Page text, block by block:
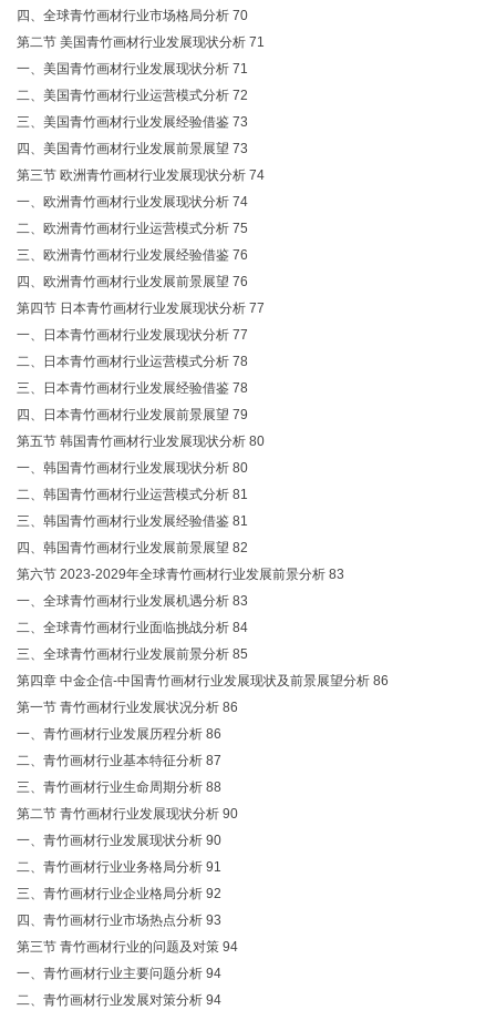
四、全球青竹画材行业市场格局分析 70
第二节 美国青竹画材行业发展现状分析 71
一、美国青竹画材行业发展现状分析 71
二、美国青竹画材行业运营模式分析 72
三、美国青竹画材行业发展经验借鉴 73
四、美国青竹画材行业发展前景展望 73
第三节 欧洲青竹画材行业发展现状分析 74
一、欧洲青竹画材行业发展现状分析 74
二、欧洲青竹画材行业运营模式分析 75
三、欧洲青竹画材行业发展经验借鉴 76
四、欧洲青竹画材行业发展前景展望 76
第四节 日本青竹画材行业发展现状分析 77
一、日本青竹画材行业发展现状分析 77
二、日本青竹画材行业运营模式分析 78
三、日本青竹画材行业发展经验借鉴 78
四、日本青竹画材行业发展前景展望 79
第五节 韩国青竹画材行业发展现状分析 80
一、韩国青竹画材行业发展现状分析 80
二、韩国青竹画材行业运营模式分析 81
三、韩国青竹画材行业发展经验借鉴 81
四、韩国青竹画材行业发展前景展望 82
第六节 2023-2029年全球青竹画材行业发展前景分析 83
一、全球青竹画材行业发展机遇分析 83
二、全球青竹画材行业面临挑战分析 84
三、全球青竹画材行业发展前景分析 85
第四章 中金企信-中国青竹画材行业发展现状及前景展望分析 86
第一节 青竹画材行业发展状况分析 86
一、青竹画材行业发展历程分析 86
二、青竹画材行业基本特征分析 87
三、青竹画材行业生命周期分析 88
第二节 青竹画材行业发展现状分析 90
一、青竹画材行业发展现状分析 90
二、青竹画材行业业务格局分析 91
三、青竹画材行业企业格局分析 92
四、青竹画材行业市场热点分析 93
第三节 青竹画材行业的问题及对策 94
一、青竹画材行业主要问题分析 94
二、青竹画材行业发展对策分析 94